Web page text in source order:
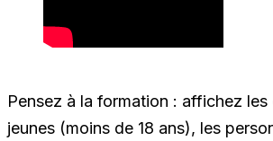
Pensez à la formation : affichez
jeunes (moins de 18 ans), les